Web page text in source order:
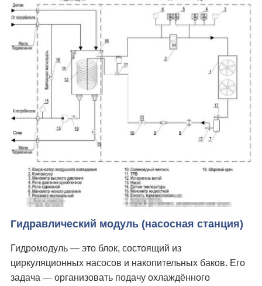
Гидравлический модуль (насосная станция)
Гидромодуль — это блок, состоящий из
циркуляционных насосов и накопительных баков. Его
задача — организовать подачу охлаждённого